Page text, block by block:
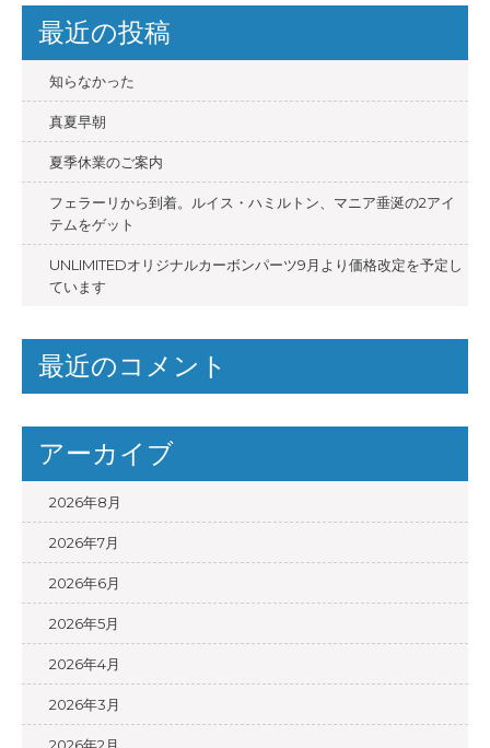
ビ
ゲ
ー
シ
ョ
ン
最近の投稿
知らなかった
真夏早朝
夏季休業のご案内
フェラーリから到着。ルイス・ハミルトン、マニア垂涎の2アイ
テムをゲット
UNLIMITEDオリジナルカーボンパーツ9月より価格改定を予定し
ています
最近のコメント
アーカイブ
2026年8月
2026年7月
2026年6月
2026年5月
2026年4月
2026年3月